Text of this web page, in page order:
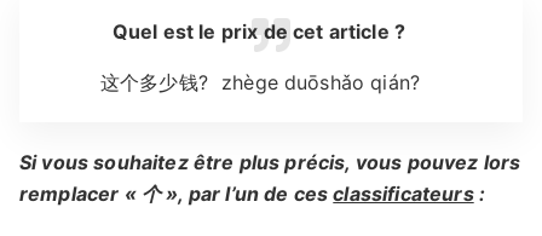
Quel est le prix de cet article ?
这个多少钱? zhège duōshǎo qián?
Si vous souhaitez être plus précis, vous pouvez lors
remplacer « 个 », par l’un de cesclassificateurs: